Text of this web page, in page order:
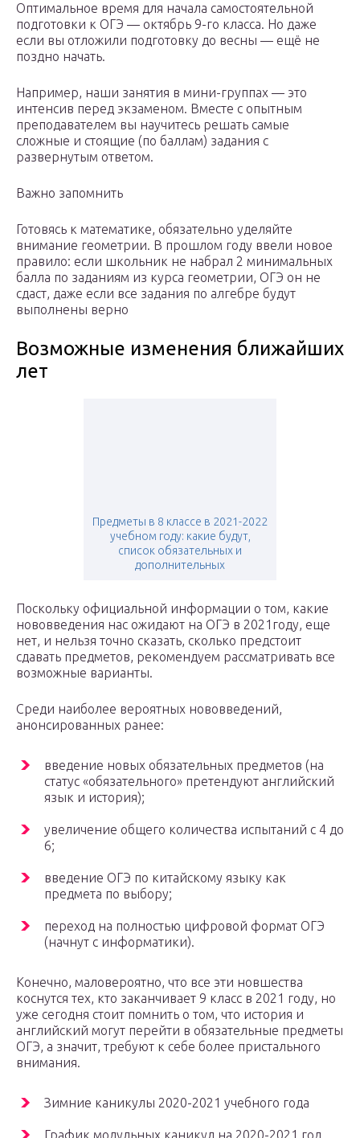
Оптимальное время для начала самостоятельной
подготовки к ОГЭ — октябрь 9-го класса. Но даже
если вы отложили подготовку до весны — ещё не
поздно начать.
Например, наши занятия в мини-группах — это
интенсив перед экзаменом. Вместе с опытным
преподавателем вы научитесь решать самые
сложные и стоящие (по баллам) задания с
развернутым ответом.
Важно запомнить
Готовясь к математике, обязательно уделяйте
внимание геометрии. В прошлом году ввели новое
правило: если школьник не набрал 2 минимальных
балла по заданиям из курса геометрии, ОГЭ он не
сдаст, даже если все задания по алгебре будут
выполнены верно
Возможные изменения ближайших
лет
Предметы в 8 классе в 2021-2022
учебном году: какие будут,
список обязательных и
дополнительных
Поскольку официальной информации о том, какие
нововведения нас ожидают на ОГЭ в 2021году, еще
нет, и нельзя точно сказать, сколько предстоит
сдавать предметов, рекомендуем рассматривать все
возможные варианты.
Среди наиболее вероятных нововведений,
анонсированных ранее:
введение новых обязательных предметов (на
статус «обязательного» претендуют английский
язык и история);
увеличение общего количества испытаний с 4 до
6;
введение ОГЭ по китайскому языку как
предмета по выбору;
переход на полностью цифровой формат ОГЭ
(начнут с информатики).
Конечно, маловероятно, что все эти новшества
коснутся тех, кто заканчивает 9 класс в 2021 году, но
уже сегодня стоит помнить о том, что история и
английский могут перейти в обязательные предметы
ОГЭ, а значит, требуют к себе более пристального
внимания.
Зимние каникулы 2020-2021 учебного года
График модульных каникул на 2020-2021 год